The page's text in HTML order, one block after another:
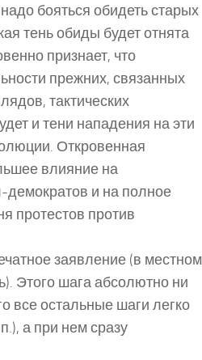
бояться обидеть старых
тень обиды будет отнята
признает, что
прежних, связанных
тактических
и тени нападения на эти
Откровенная
влияние на
демократов и на полное
протестов против
заявление (в местном
Этого шага абсолютно ни
все остальные шаги легко
а при нем сразу